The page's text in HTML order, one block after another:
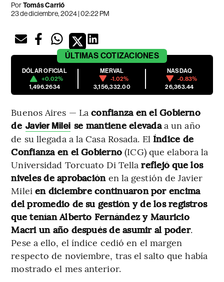
PorTomás Carrió
23 de diciembre, 2024 | 02:22 PM
ÚLTIMAS COTIZACIONES
DÓLAR OFICIAL
+0.02%
1,496.2634
MERVAL
-1.02%
3,156,332.00
NASDAQ
-0.83%
26,363.44
Buenos Aires — Laconfianza en el Gobierno
de Javier Milei se mantiene elevadaa un año
de su llegada a la Casa Rosada. El Índice de
Confianza en el Gobierno (ICG) que elabora la
Universidad Torcuato Di Tellareflejó que los
niveles de aprobaciónen la gestión de Javier
Milei en diciembre continuaron por encima
del promedio de su gestión y de los registros
que tenían Alberto Fernández y Mauricio
Macri un año después de asumir al poder.
Pese a ello, el índice cedió en el margen
respecto de noviembre, tras el salto que había
mostrado el mes anterior.